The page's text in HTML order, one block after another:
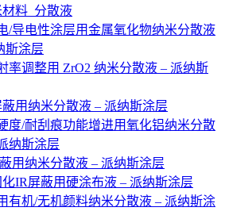
料_分散液
/导电性涂层用金属氧化物纳米分散液
斯涂层
率调整用 ZrO2 纳米分散液 – 派纳斯
用纳米分散液 – 派纳斯涂层
度/耐刮痕功能增进用氧化铝纳米分散
纳斯涂层
用纳米分散液 – 派纳斯涂层
IR屏蔽用硬涂布液 – 派纳斯涂层
有机/无机颜料纳米分散液 – 派纳斯涂